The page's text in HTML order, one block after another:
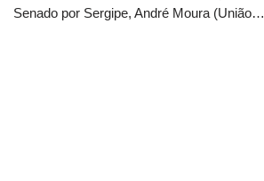
Senado por Sergipe, André Moura (União…